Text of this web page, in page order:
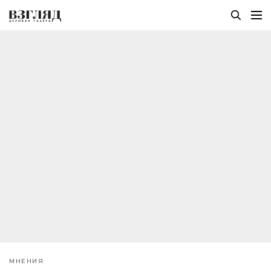
МНЕНИЯ